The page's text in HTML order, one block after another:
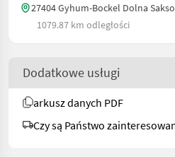
27404 Gyhum-Bockel Dolna
1079.87 km odległości
Dodatkowe usługi
arkusz danych PDF
Czy są Państwo